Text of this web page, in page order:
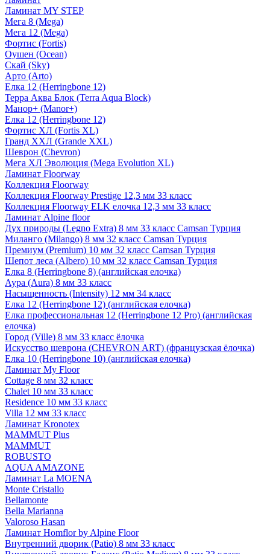
Ламинат MY STEP
Мега 8 (Mega)
Мега 12 (Mega)
Фортис (Fortis)
Оушен (Ocean)
Скай (Sky)
Арто (Arto)
Елка 12 (Herringbone 12)
Терра Аква Блок (Terra Aqua Block)
Манор+ (Manor+)
Елка 12 (Herringbone 12)
Фортис ХЛ (Fortis XL)
Гранд ХХЛ (Grande XXL)
Шеврон (Chevron)
Мега ХЛ Эволюция (Mega Evolution XL)
Ламинат Floorway
Коллекция Floorway
Коллекция Floorway Prestige 12,3 мм 33 класс
Коллекция Floorway ELK елочка 12,3 мм 33 класс
Ламинат Alpine floor
Дух природы (Legno Extra) 8 мм 33 класс Camsan Турция
Миланго (Milango) 8 мм 32 класс Camsan Турция
Премиум (Premium) 10 мм 32 класс Camsan Турция
Шепот леса (Albero) 10 мм 32 класс Camsan Турция
Елка 8 (Herringbone 8) (английская елочка)
Аура (Aura) 8 мм 33 класс
Насыщенность (Intensity) 12 мм 34 класс
Елка 12 (Herringbone 12) (английская елочка)
Елка профессиональная 12 (Herringbone 12 Pro) (английская
елочка)
Город (Ville) 8 мм 33 класс ёлочка
Искусство шеврона (CHEVRON ART) (французская ёлочка)
Елка 10 (Herringbone 10) (английская елочка)
Ламинат My Floor
Cottage 8 мм 32 класс
Chalet 10 мм 33 класс
Residence 10 мм 33 класс
Villa 12 мм 33 класс
Ламинат Kronotex
MAMMUT Plus
MAMMUT
ROBUSTO
AQUA AMAZONE
Ламинат La MOENA
Monte Cristallo
Bellamonte
Bella Marianna
Valoroso Hasan
Ламинат Homflor by Alpine Floor
Внутренний дворик (Patio) 8 мм 33 класс